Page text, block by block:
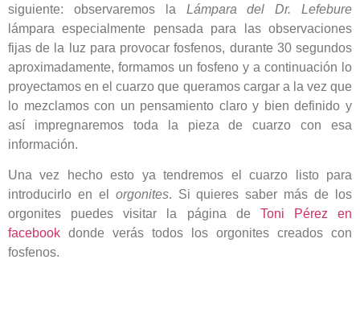
siguiente: observaremos la Lámpara del Dr. Lefebure
lámpara especialmente pensada para las observaciones
fijas de la luz para provocar fosfenos, durante 30 segundos
aproximadamente, formamos un fosfeno y a continuación lo
proyectamos en el cuarzo que queramos cargar a la vez que
lo mezclamos con un pensamiento claro y bien definido y
así impregnaremos toda la pieza de cuarzo con esa
información.
Una vez hecho esto ya tendremos el cuarzo listo para
introducirlo en el orgonites. Si quieres saber más de los
orgonites puedes visitar la página de Toni Pérez en
facebook donde verás todos los orgonites creados con
fosfenos.